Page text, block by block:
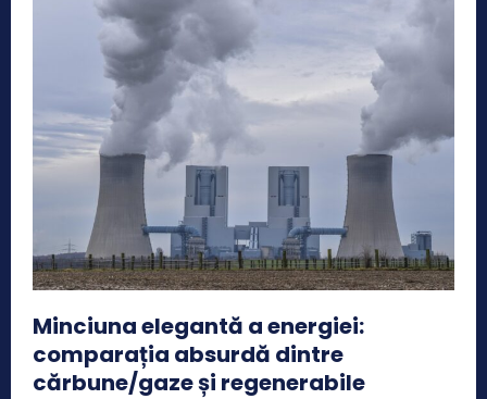
Minciuna elegantă a energiei:
comparația absurdă dintre
cărbune/gaze și regenerabile